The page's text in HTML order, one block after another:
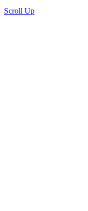
Scroll Up